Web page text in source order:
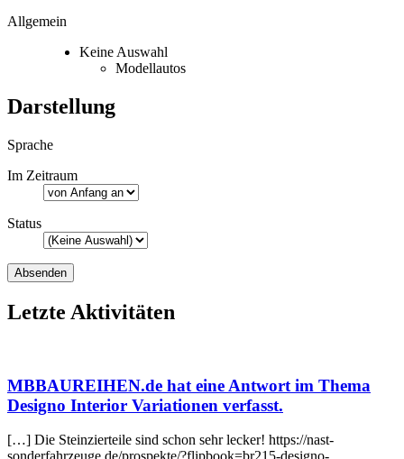
Allgemein
Keine Auswahl
Modellautos
Darstellung
Sprache
Im Zeitraum
Status
Letzte Aktivitäten
MBBAUREIHEN.de hat eine Antwort im Thema
Designo Interior Variationen verfasst.
[…] Die Steinzierteile sind schon sehr lecker! https://nast-